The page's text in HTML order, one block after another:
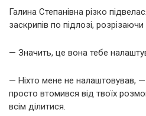
Галина Степанівна різко
заскрипів по підлозі,
— Значить, це вона тебе
— Ніхто мене не налаштовував,
просто втомився від твоїх
всім ділитися.